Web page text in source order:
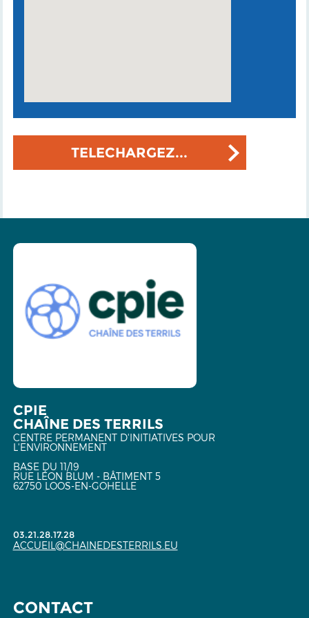
TELECHARGEZ...
CPIE
CHAÎNE DES TERRILS
CENTRE PERMANENT D'INITIATIVES POUR
L'ENVIRONNEMENT
BASE DU 11/19
RUE LÉON BLUM - BÂTIMENT 5
62750 LOOS-EN-GOHELLE
03.21.28.17.28
ACCUEIL@CHAINEDESTERRILS.EU
CONTACT